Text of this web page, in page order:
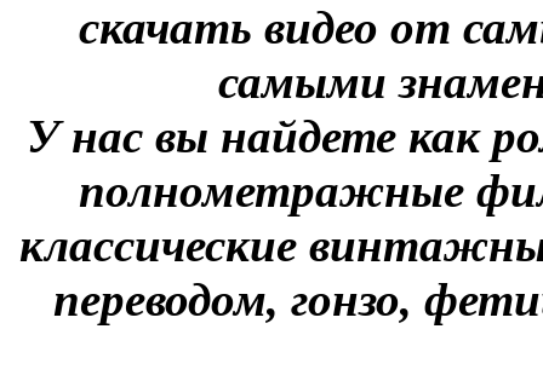
скачать видео от
самыми
У нас вы найдете как
полнометражные
классические
переводом, гонзо,